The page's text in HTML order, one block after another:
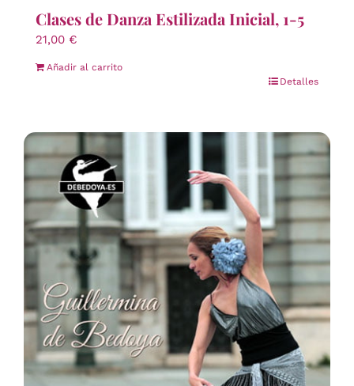
Clases de Danza Estilizada Inicial, 1-5
21,00 €
Añadir al carrito
Detalles